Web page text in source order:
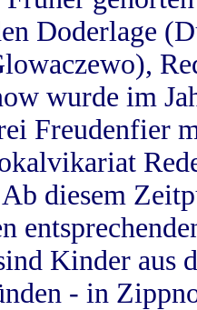
Doderlage
wurde im
Freudenfier
diesem
Kinder aus
- in